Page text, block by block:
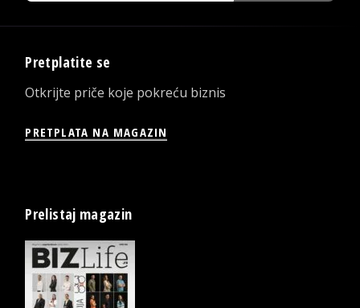
Pretplatite se
Otkrijte priče koje pokreću biznis
PRETPLATA NA MAGAZIN
Prelistaj magazin